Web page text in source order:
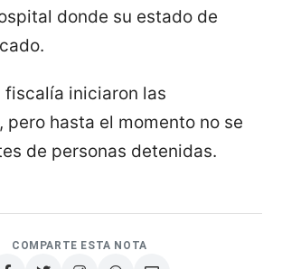
donde su estado de
fiscalía iniciaron las
pero hasta el momento no se
de personas detenidas.
COMPARTE ESTA NOTA